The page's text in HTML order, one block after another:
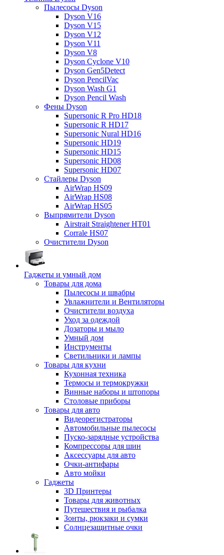
Пылесосы Dyson
Dyson V16
Dyson V15
Dyson V12
Dyson V11
Dyson V8
Dyson Cyclone V10
Dyson Gen5Detect
Dyson PencilVac
Dyson Wash G1
Dyson Pencil Wash
Фены Dyson
Supersonic R Pro HD18
Supersonic R HD17
Supersonic Nural HD16
Supersonic HD19
Supersonic HD15
Supersonic HD08
Supersonic HD07
Стайлеры Dyson
AirWrap HS09
AirWrap HS08
AirWrap HS05
Выпрямители Dyson
Airstrait Straightener HT01
Corrale HS07
Очистители Dyson
Гаджеты и умный дом
Товары для дома
Пылесосы и швабры
Увлажнители и Вентиляторы
Очистители воздуха
Уход за одеждой
Дозаторы и мыло
Умный дом
Инструменты
Светильники и лампы
Товары для кухни
Кухонная техника
Термосы и термокружки
Винные наборы и штопоры
Столовые приборы
Товары для авто
Видеорегистраторы
Автомобильные пылесосы
Пуско-зарядные устройства
Компрессоры для шин
Аксессуары для авто
Очки-антифары
Авто мойки
Гаджеты
3D Принтеры
Товары для животных
Путешествия и рыбалка
Зонты, рюкзаки и сумки
Солнцезащитные очки